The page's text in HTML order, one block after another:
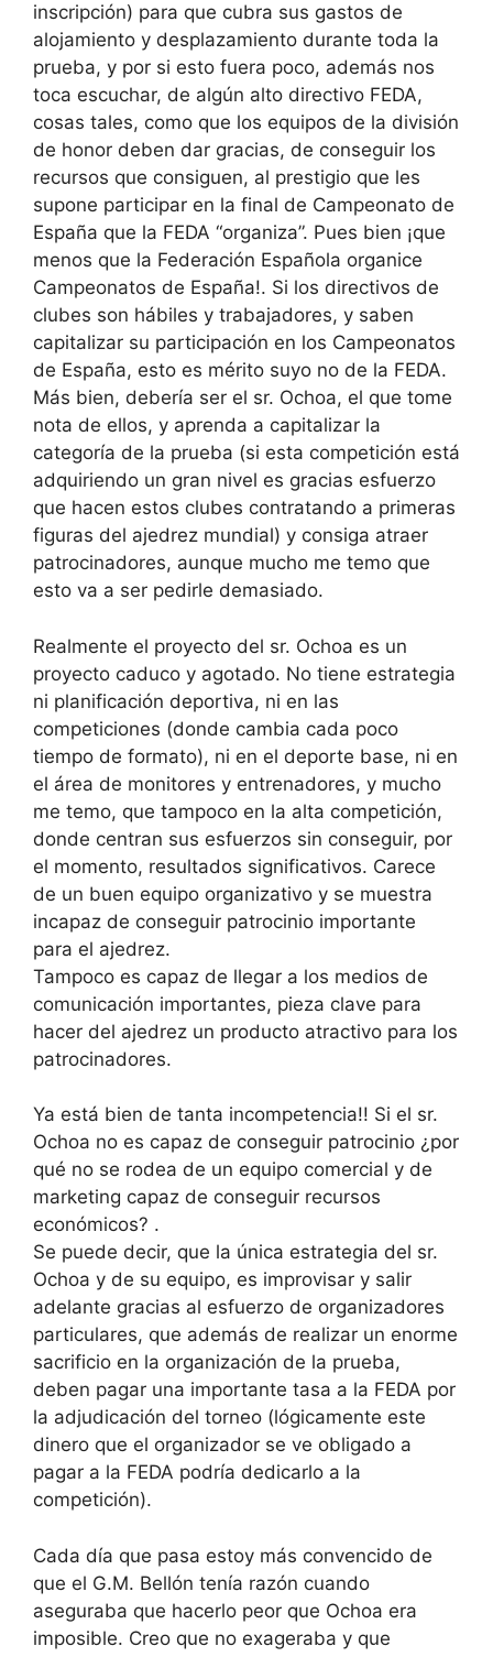
inscripción) para que cubra sus gastos de
alojamiento y desplazamiento durante toda la
prueba, y por si esto fuera poco, además nos
toca escuchar, de algún alto directivo FEDA,
cosas tales, como que los equipos de la división
de honor deben dar gracias, de conseguir los
recursos que consiguen, al prestigio que les
supone participar en la final de Campeonato de
España que la FEDA “organiza”. Pues bien ¡que
menos que la Federación Española organice
Campeonatos de España!. Si los directivos de
clubes son hábiles y trabajadores, y saben
capitalizar su participación en los Campeonatos
de España, esto es mérito suyo no de la FEDA.
Más bien, debería ser el sr. Ochoa, el que tome
nota de ellos, y aprenda a capitalizar la
categoría de la prueba (si esta competición está
adquiriendo un gran nivel es gracias esfuerzo
que hacen estos clubes contratando a primeras
figuras del ajedrez mundial) y consiga atraer
patrocinadores, aunque mucho me temo que
esto va a ser pedirle demasiado.
Realmente el proyecto del sr. Ochoa es un
proyecto caduco y agotado. No tiene estrategia
ni planificación deportiva, ni en las
competiciones (donde cambia cada poco
tiempo de formato), ni en el deporte base, ni en
el área de monitores y entrenadores, y mucho
me temo, que tampoco en la alta competición,
donde centran sus esfuerzos sin conseguir, por
el momento, resultados significativos. Carece
de un buen equipo organizativo y se muestra
incapaz de conseguir patrocinio importante
para el ajedrez.
Tampoco es capaz de llegar a los medios de
comunicación importantes, pieza clave para
hacer del ajedrez un producto atractivo para los
patrocinadores.
Ya está bien de tanta incompetencia!! Si el sr.
Ochoa no es capaz de conseguir patrocinio ¿por
qué no se rodea de un equipo comercial y de
marketing capaz de conseguir recursos
económicos? .
Se puede decir, que la única estrategia del sr.
Ochoa y de su equipo, es improvisar y salir
adelante gracias al esfuerzo de organizadores
particulares, que además de realizar un enorme
sacrificio en la organización de la prueba,
deben pagar una importante tasa a la FEDA por
la adjudicación del torneo (lógicamente este
dinero que el organizador se ve obligado a
pagar a la FEDA podría dedicarlo a la
competición).
Cada día que pasa estoy más convencido de
que el G.M. Bellón tenía razón cuando
aseguraba que hacerlo peor que Ochoa era
imposible. Creo que no exageraba y que